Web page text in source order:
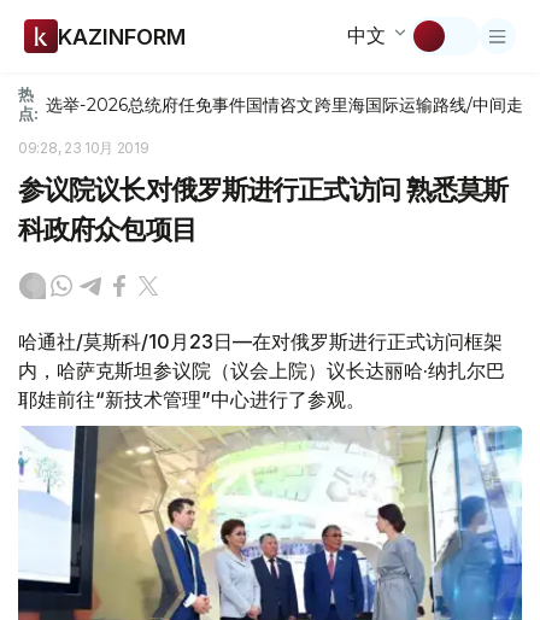
KAZINFORM 中文
热
点: 选举-2026总统府任免事件国情咨文跨里海国际运输路线/中间走廊
09:28, 23 10月 2019
参议院议长对俄罗斯进行正式访问 熟悉莫斯
科政府众包项目
哈通社/莫斯科/10月23日—在对俄罗斯进行正式访问框架
内，哈萨克斯坦参议院（议会上院）议长达丽哈·纳扎尔巴
耶娃前往“新技术管理”中心进行了参观。